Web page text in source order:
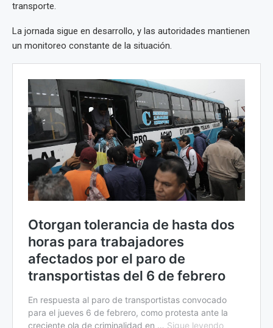
transporte.
La jornada sigue en desarrollo, y las autoridades mantienen
un monitoreo constante de la situación.